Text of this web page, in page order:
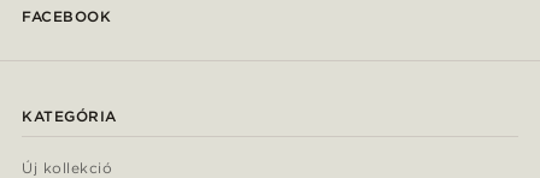
FACEBOOK
KATEGÓRIA
Új kollekció